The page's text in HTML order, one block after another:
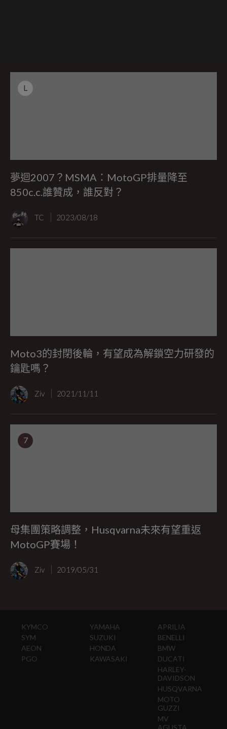
L
夢迴2007？MSMA：MotoGP排量降至
850c.c.誰贊成，誰反對？
TC 2023/08/18
Moto3的封閉後輪，有望成為解鎖空力研發的
鑰匙嗎？
Ziv 2021/11/11
7
母集團策略調整，Husqvarna未來有望重返
MotoGP賽場！
Ziv 2019/05/31
KYMCO
SYM
AEON
PGO
YAMAHA
SUZUKI
HONDA
KAWASAKI
APRILIA
BENELLI
BMW
DUCATI
HARLEY-
DAVIDSON
HUSQVARNA
MOTO
GUZZI
MV
AGUSTA